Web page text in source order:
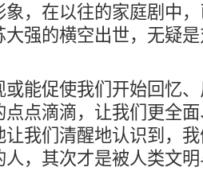
象，在以往的家庭剧中
大强的横空出世，无疑
促使我们开始回忆、
点点滴滴，让我们更全
让我们清醒地认识到，
人，其次才是被人类文